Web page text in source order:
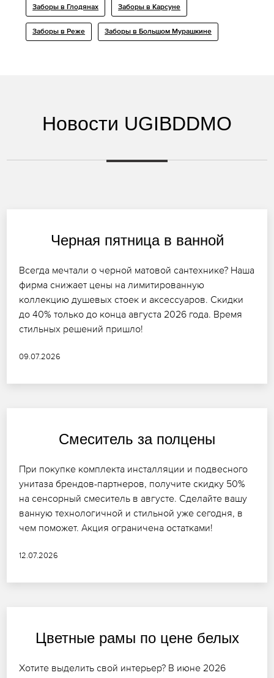
Заборы в Глодянах Заборы в Карсуне
Заборы в Реже Заборы в Большом Мурашкине
Новости UGIBDDMO
Черная пятница в ванной
Всегда мечтали о черной матовой сантехнике? Наша
фирма снижает цены на лимитированную
коллекцию душевых стоек и аксессуаров. Скидки
до 40% только до конца августа 2026 года. Время
стильных решений пришло!
09.07.2026
Смеситель за полцены
При покупке комплекта инсталляции и подвесного
унитаза брендов-партнеров, получите скидку 50%
на сенсорный смеситель в августе. Сделайте вашу
ванную технологичной и стильной уже сегодня, в
чем поможет. Акция ограничена остатками!
12.07.2026
Цветные рамы по цене белых
Хотите выделить свой интерьер? В июне 2026